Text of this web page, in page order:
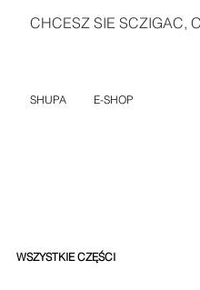
CHCESZ SIE SCZIGAC,
SHUPA E-SHOP
WSZYSTKIE CZĘŚCI